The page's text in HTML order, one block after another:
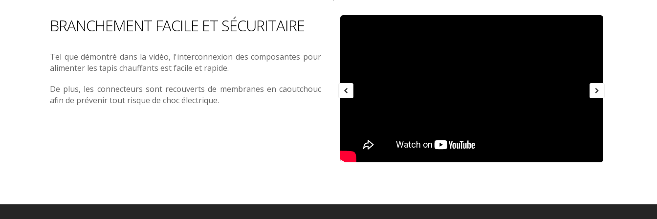
BRANCHEMENT FACILE ET SÉCURITAIRE
Tel que démontré dans la vidéo, l'interconnexion des composantes pour
alimenter les tapis chauffants est facile et rapide.
De plus, les connecteurs sont recouverts de membranes en caoutchouc
afin de prévenir tout risque de choc électrique.